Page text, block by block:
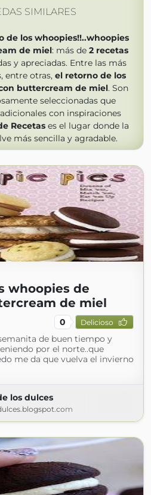
SIMILARES
de los whoopies!!..whoopies
de miel: más de 2 recetas
y apreciadas. Entre las más
entre otras, el retorno de los
buttercream de miel. Son
seleccionadas que
con inspiraciones
Recetases el lugar donde la
más sencilla y agradable.
whoopies de
de miel
0 Delicioso
de buen tiempo y
por el norte..que
me da que vuelva el invierno
los dulces